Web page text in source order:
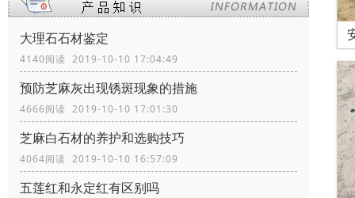
大理石石材鉴定
4140阅读 2019-10-10 17:04:49
预防芝麻灰出现锈斑现象的措施
4666阅读 2019-10-10 17:01:30
芝麻白石材的养护和选购技巧
4064阅读 2019-10-10 16:57:09
五莲红和永定红有区别吗